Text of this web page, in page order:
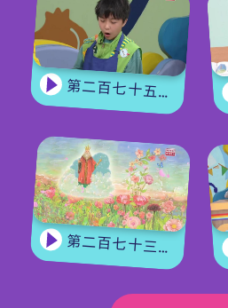
第二百七十五集 - 【手作Easy Job】 盆栽磨菇 【Yummy Time】仲夏蝴蝶粉
第二百七十三集 - 《花神的獎勵》上集